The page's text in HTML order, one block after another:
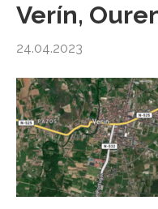
Verín,
24.04.2023